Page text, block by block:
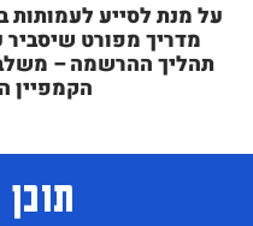
על מנת לסייע לעמותות
מדריך מפורט
תהליך ההרשמה –
הקמפיין